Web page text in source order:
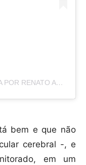
UMA PUBLICAÇÃO COMPARTILHADA POR RENATO ARAGÃO (@RENATOARAGAO)
bem e que não
cerebral -, e
em um